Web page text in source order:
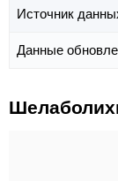
Источник
Данные